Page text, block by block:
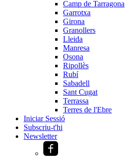
Camp de Tarragona
Garrotxa
Girona
Granollers
Lleida
Manresa
Osona
Ripollès
Rubí
Sabadell
Sant Cugat
Terrassa
Terres de l'Ebre
Iniciar Sessió
Subscriu-t'hi
Newsletter